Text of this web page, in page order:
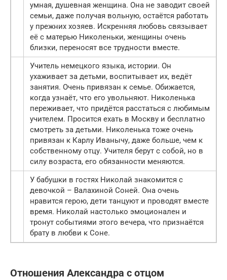
умная, душевная женщина. Она не заводит своей
семьи, даже получая вольную, остаётся работать
у прежних хозяев. Искренняя любовь связывает
её с матерью Николеньки, женщины очень
близки, переносят все трудности вместе.
Учитель немецкого языка, истории. Он
ухаживает за детьми, воспитывает их, ведёт
занятия. Очень привязан к семье. Обижается,
когда узнаёт, что его увольняют. Николенька
переживает, что придётся расстаться с любимым
учителем. Просится ехать в Москву и бесплатно
смотреть за детьми. Николенька тоже очень
привязан к Карлу Иванычу, даже больше, чем к
собственному отцу. Учителя берут с собой, но в
силу возраста, его обязанности меняются.
У бабушки в гостях Николай знакомится с
девочкой – Валахиной Соней. Она очень
нравится герою, дети танцуют и проводят вместе
время. Николай настолько эмоционален и
тронут событиями этого вечера, что признаётся
брату в любви к Соне.
Отношения Александра с отцом